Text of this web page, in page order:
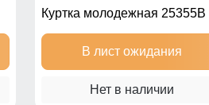
Куртка молодежная 25355B
В лист ожидания
Нет в наличии